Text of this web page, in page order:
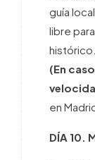
guía
libre
(En
en
DÍA 10.